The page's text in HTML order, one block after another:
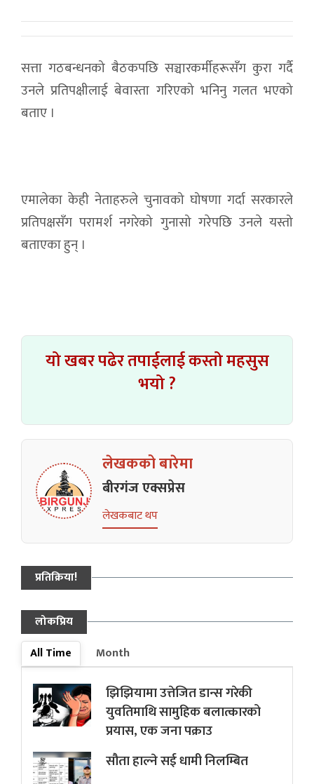
सत्ता गठबन्धनको बैठकपछि सञ्चारकर्मीहरूसँग कुरा गर्दै
उनले प्रतिपक्षीलाई बेवास्ता गरिएको भनिनु गलत भएको
बताए ।
एमालेका केही नेताहरुले चुनावको घोषणा गर्दा सरकारले
प्रतिपक्षसँग परामर्श नगरेको गुनासो गरेपछि उनले यस्तो
बताएका हुन् ।
यो खबर पढेर तपाईलाई कस्तो महसुस
भयो ?
लेखकको बारेमा
बीरगंज एक्सप्रेस
लेखकबाट थप
प्रतिक्रिया!
लोकप्रिय
All Time
Month
झिझियामा उत्तेजित डान्स गरेकी
युवतिमाथि सामुहिक बलात्कारको
प्रयास, एक जना पक्राउ
सौता हाल्ने सई धामी निलम्बित